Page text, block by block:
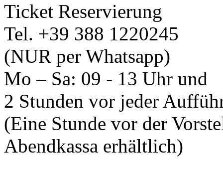
Ticket Reservierung
Tel. +39 388 1220245
(NUR per Whatsapp)
Mo – Sa: 09 - 13 Uhr und
2 Stunden vor jeder
(Eine Stunde vor der
Abendkassa erhältlich)